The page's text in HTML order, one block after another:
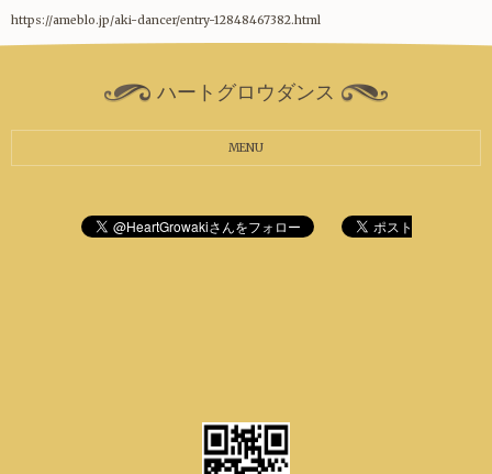
https://ameblo.jp/aki-dancer/entry-12848467382.html
ハートグロウダンス
MENU